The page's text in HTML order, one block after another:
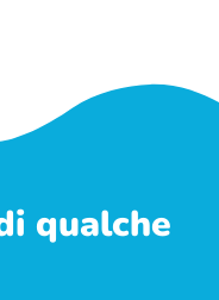
qualche